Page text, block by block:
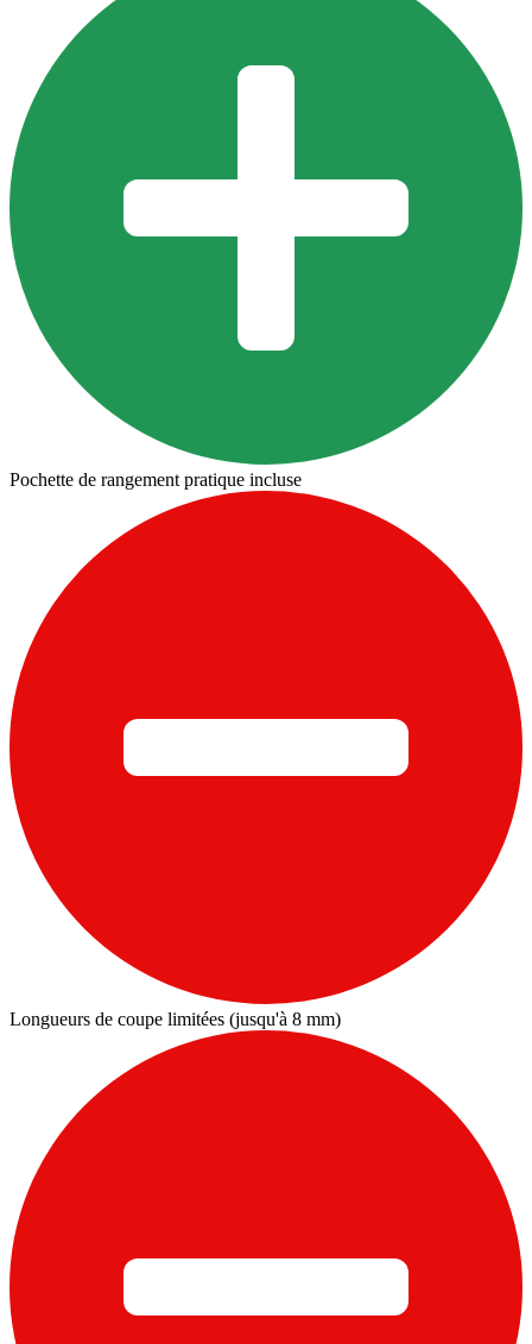
Pochette de rangement pratique incluse
Longueurs de coupe limitées (jusqu'à 8 mm)